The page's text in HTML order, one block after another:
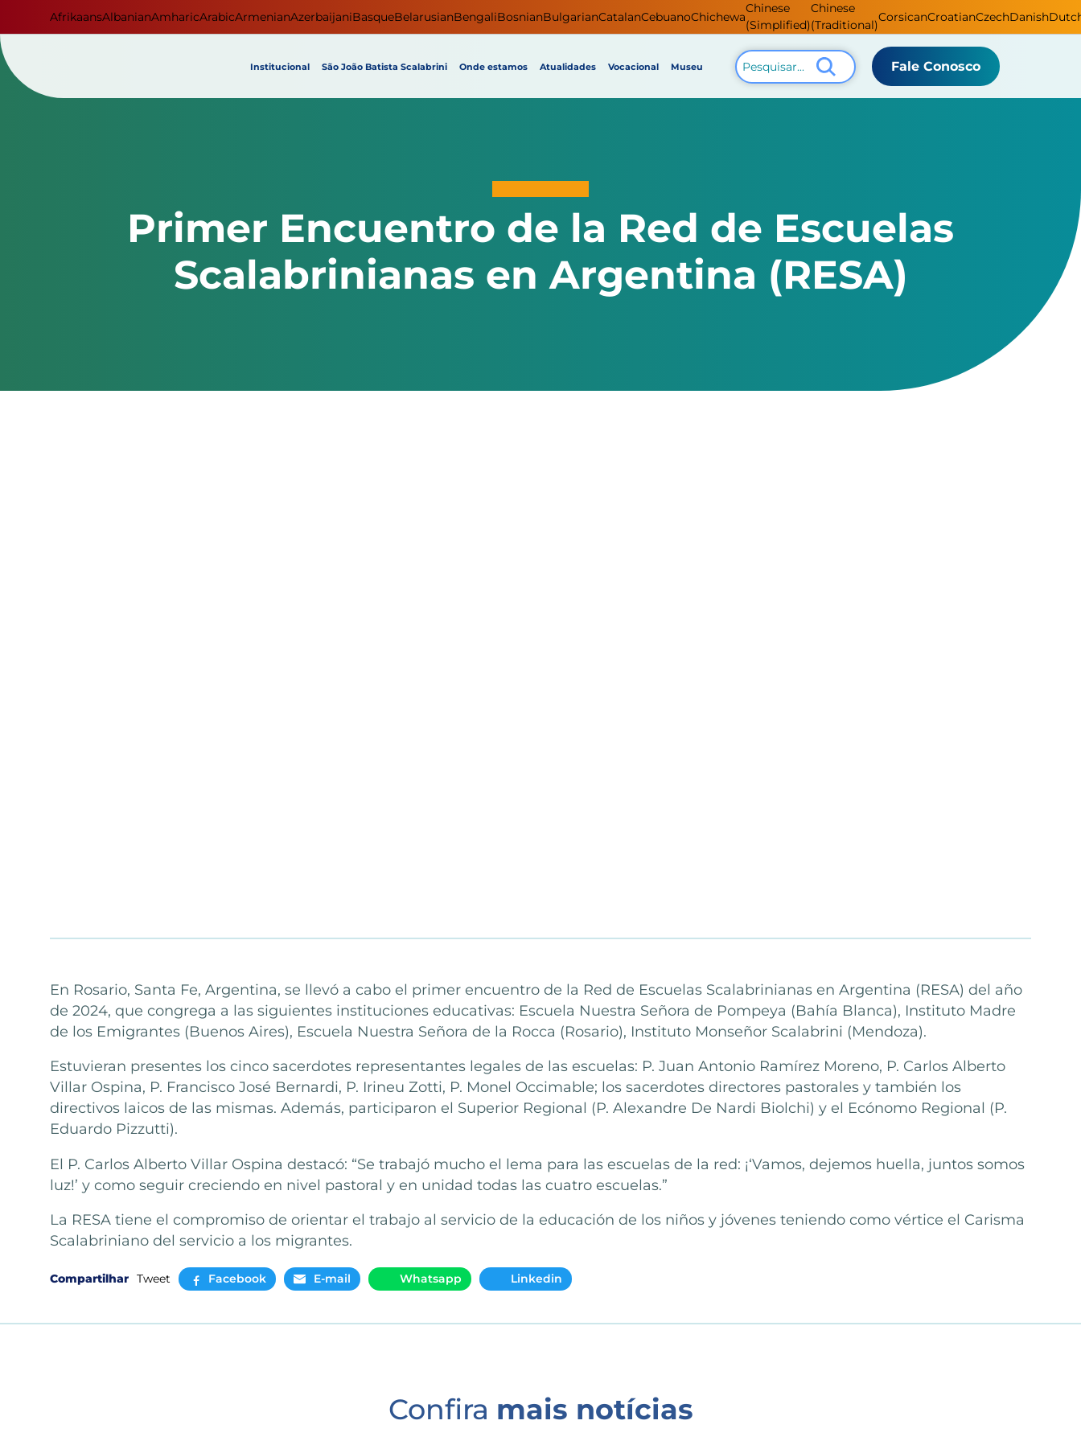
AfrikaansAlbanianAmharicArabicArmenianAzerbaijaniBasqueBelarusianBengaliBosnianBulgarianCatalanCebuanoChichewa
Chinese
(Simplified)
Chinese
(Traditional)
CorsicanCroatianCzechDanish
Institucional São João Batista Scalabrini Onde estamos Atualidades Vocacional Museu Fale Conosco
Primer Encuentro de la Red de Escuelas
Scalabrinianas en Argentina (RESA)
En Rosario, Santa Fe, Argentina, se llevó a cabo el primer encuentro de la Red de Escuelas Scalabrinianas en Argentina (RESA) del año
de 2024, que congrega a las siguientes instituciones educativas: Escuela Nuestra Señora de Pompeya (Bahía Blanca), Instituto Madre
de los Emigrantes (Buenos Aires), Escuela Nuestra Señora de la Rocca (Rosario), Instituto Monseñor Scalabrini (Mendoza).
Estuvieran presentes los cinco sacerdotes representantes legales de las escuelas: P. Juan Antonio Ramírez Moreno, P. Carlos Alberto
Villar Ospina, P. Francisco José Bernardi, P. Irineu Zotti, P. Monel Occimable; los sacerdotes directores pastorales y también los
directivos laicos de las mismas. Además, participaron el Superior Regional (P. Alexandre De Nardi Biolchi) y el Ecónomo Regional (P.
Eduardo Pizzutti).
El P. Carlos Alberto Villar Ospina destacó: “Se trabajó mucho el lema para las escuelas de la red: ¡‘Vamos, dejemos huella, juntos somos
luz!’ y como seguir creciendo en nivel pastoral y en unidad todas las cuatro escuelas.”
La RESA tiene el compromiso de orientar el trabajo al servicio de la educación de los niños y jóvenes teniendo como vértice el Carisma
Scalabriniano del servicio a los migrantes.
Compartilhar Tweet Facebook E-mail Whatsapp Linkedin
Confira mais notícias